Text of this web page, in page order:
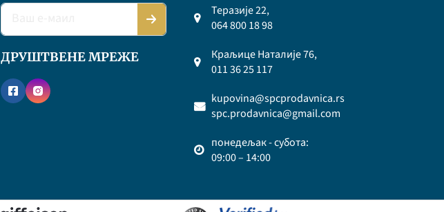
ДРУШТВЕНЕ МРЕЖЕ
Теразије 22,
064 800 18 98
Краљице Наталије 76,
011 36 25 117
kupovina@spcprodavnica.rs
spc.prodavnica@gmail.com
понедељак - субота:
09:00 – 14:00